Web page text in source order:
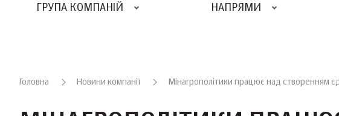
ГРУПА КОМПАНІЙ НАПРЯМИ
Головна Новини компанії Мінагрополітики працює над створенням